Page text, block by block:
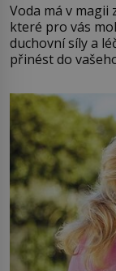
Voda má v magii
které pro vás
duchovní síly a
přinést do
můžete obohatit
větší harmonii a